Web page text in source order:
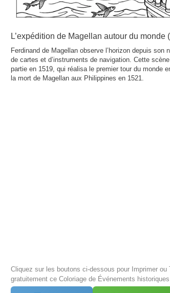
L’expédition de Magellan autour du monde
Ferdinand de Magellan observe l’horizon depuis son
de cartes et d’instruments de navigation. Cette
partie en 1519, qui réalisa le premier tour du monde
la mort de Magellan aux Philippines en 1521.
Cliquez sur les boutons ci-dessous pour Imprimer ou
gratuitement ce Coloriage de Événements